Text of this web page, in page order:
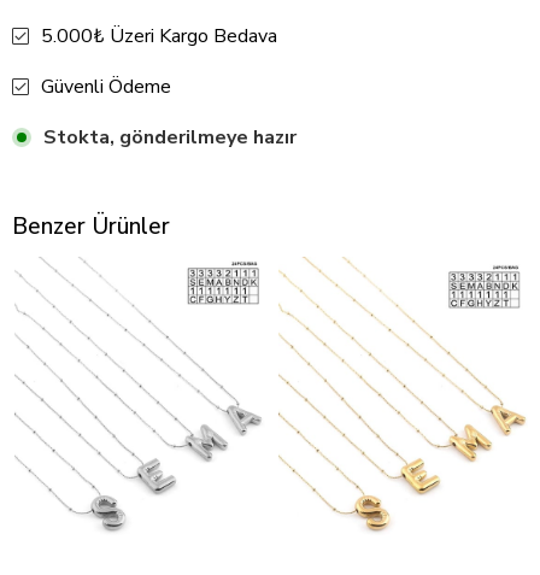
5.000₺ Üzeri Kargo Bedava
Güvenli Ödeme
Stokta, gönderilmeye hazır
Benzer Ürünler